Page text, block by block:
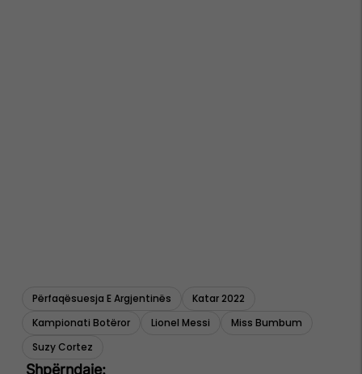
Përfaqësuesja E Argjentinës
Katar 2022
Kampionati Botëror
Lionel Messi
Miss Bumbum
Suzy Cortez